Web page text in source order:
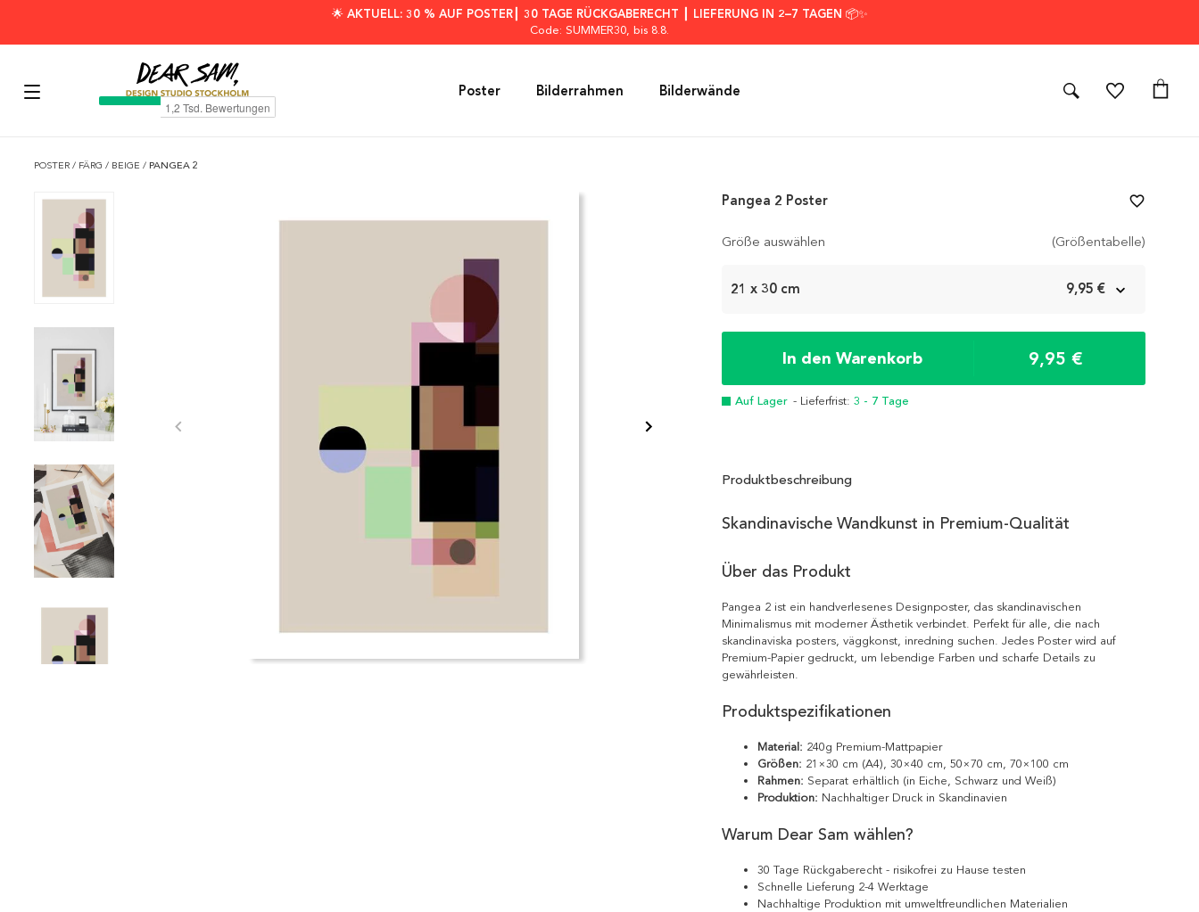
🌟 AKTUELL: 30 % AUF POSTER┃ 30 TAGE RÜCKGABERECHT ┃ LIEFERUNG IN 2–7 TAGEN 📦✨
Code: SUMMER30, bis 8.8.
Poster Bilderrahmen Bilderwände
POSTER / FÄRG / BEIGE / PANGEA 2
Größe auswählen (Größentabelle)
21 x 30 cm 9,95 €
In den Warenkorb 9,95 €
Auf Lager - Lieferfrist: 3 - 7 Tage
Pangea 2 Poster favorite_border
Produktbeschreibung
Skandinavische Wandkunst in Premium-Qualität
Über das Produkt
Pangea 2 ist ein handverlesenes Designposter, das skandinavischen
Minimalismus mit moderner Ästhetik verbindet. Perfekt für alle, die nach
skandinaviska posters, väggkonst, inredning suchen. Jedes Poster wird auf
Premium-Papier gedruckt, um lebendige Farben und scharfe Details zu
gewährleisten.
Produktspezifikationen
Material: 240g Premium-Mattpapier
Größen: 21×30 cm (A4), 30×40 cm, 50×70 cm, 70×100 cm
Rahmen: Separat erhältlich (in Eiche, Schwarz und Weiß)
Produktion: Nachhaltiger Druck in Skandinavien
Warum Dear Sam wählen?
30 Tage Rückgaberecht - risikofrei zu Hause testen
Schnelle Lieferung 2-4 Werktage
Nachhaltige Produktion mit umweltfreundlichen Materialien